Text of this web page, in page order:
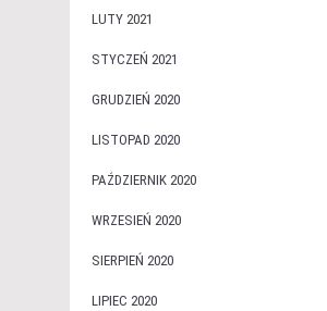
LUTY 2021
STYCZEŃ 2021
GRUDZIEŃ 2020
LISTOPAD 2020
PAŹDZIERNIK 2020
WRZESIEŃ 2020
SIERPIEŃ 2020
LIPIEC 2020